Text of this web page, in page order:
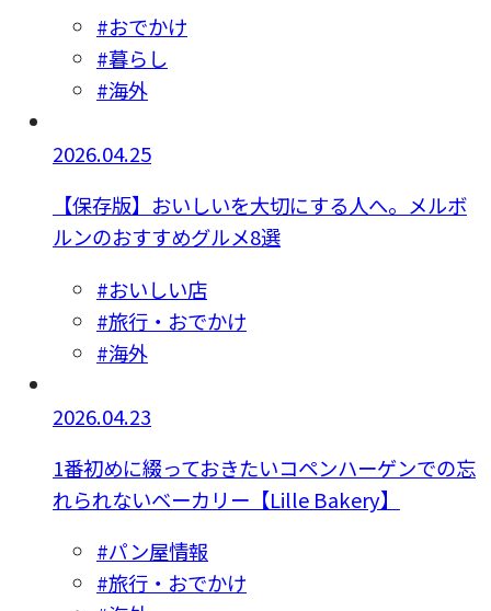
#おでかけ
#暮らし
#海外
2026.04.25
【保存版】おいしいを大切にする人へ。メルボ
ルンのおすすめグルメ8選
#おいしい店
#旅行・おでかけ
#海外
2026.04.23
1番初めに綴っておきたいコペンハーゲンでの忘
れられないベーカリー【Lille Bakery】
#パン屋情報
#旅行・おでかけ